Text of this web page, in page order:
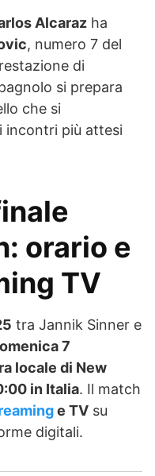
Alcaraz ha
, numero 7 del
di
si prepara
che si
incontri più attesi
orario e
TV
tra Jannik Sinner e
7
locale di New
in Italia. Il match
e TV su
digitali.